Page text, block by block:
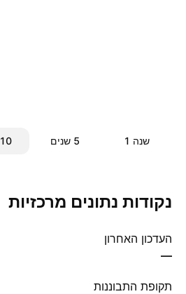
שנה ‎1‎ ‎5‎ שנים ‎10‎ שנים
נקודות נתונים מרכזיות
העדכון האחרון
—
תקופת התבוננות